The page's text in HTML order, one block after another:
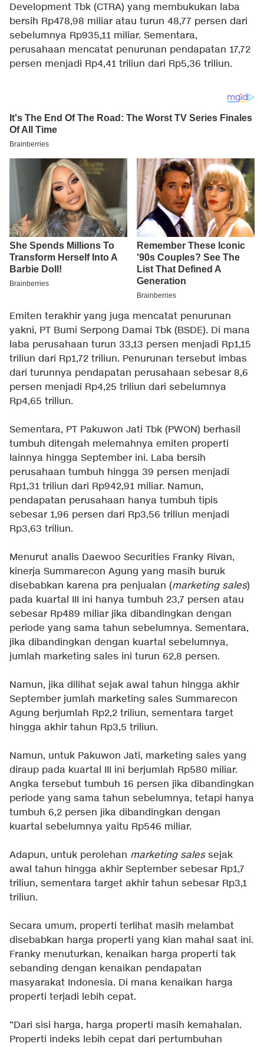
Development Tbk (CTRA) yang membukukan laba
bersih Rp478,98 miliar atau turun 48,77 persen dari
sebelumnya Rp935,11 miliar. Sementara,
perusahaan mencatat penurunan pendapatan 17,72
persen menjadi Rp4,41 triliun dari Rp5,36 triliun.
Emiten terakhir yang juga mencatat penurunan
yakni, PT Bumi Serpong Damai Tbk (BSDE). Di mana
laba perusahaan turun 33,13 persen menjadi Rp1,15
triliun dari Rp1,72 triliun. Penurunan tersebut imbas
dari turunnya pendapatan perusahaan sebesar 8,6
persen menjadi Rp4,25 triliun dari sebelumnya
Rp4,65 triliun.
Sementara, PT Pakuwon Jati Tbk (PWON) berhasil
tumbuh ditengah melemahnya emiten properti
lainnya hingga September ini. Laba bersih
perusahaan tumbuh hingga 39 persen menjadi
Rp1,31 triliun dari Rp942,91 miliar. Namun,
pendapatan perusahaan hanya tumbuh tipis
sebesar 1,96 persen dari Rp3,56 triliun menjadi
Rp3,63 triliun.
Menurut analis Daewoo Securities Franky Rivan,
kinerja Summarecon Agung yang masih buruk
disebabkan karena pra penjualan (marketing sales)
pada kuartal III ini hanya tumbuh 23,7 persen atau
sebesar Rp489 miliar jika dibandingkan dengan
periode yang sama tahun sebelumnya. Sementara,
jika dibandingkan dengan kuartal sebelumnya,
jumlah marketing sales ini turun 62,8 persen.
Namun, jika dilihat sejak awal tahun hingga akhir
September jumlah marketing sales Summarecon
Agung berjumlah Rp2,2 triliun, sementara target
hingga akhir tahun Rp3,5 triliun.
Namun, untuk Pakuwon Jati, marketing sales yang
diraup pada kuartal III ini berjumlah Rp580 miliar.
Angka tersebut tumbuh 16 persen jika dibandingkan
periode yang sama tahun sebelumnya, tetapi hanya
tumbuh 6,2 persen jika dibandingkan dengan
kuartal sebelumnya yaitu Rp546 miliar.
Adapun, untuk perolehan marketing salessejak
awal tahun hingga akhir September sebesar Rp1,7
triliun, sementara target akhir tahun sebesar Rp3,1
triliun.
Secara umum, properti terlihat masih melambat
disebabkan harga properti yang kian mahal saat ini.
Franky menuturkan, kenaikan harga properti tak
sebanding dengan kenaikan pendapatan
masyarakat Indonesia. Di mana kenaikan harga
properti terjadi lebih cepat.
“Dari sisi harga, harga properti masih kemahalan.
Properti indeks lebih cepat dari pertumbuhan